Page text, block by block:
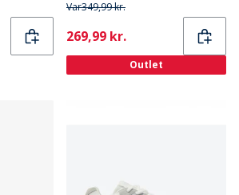
Var349,99 kr.
Current
269,99 kr.
Outlet